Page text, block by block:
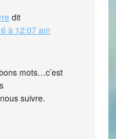
dit
à 12:07 am
mots…c’est
suivre.